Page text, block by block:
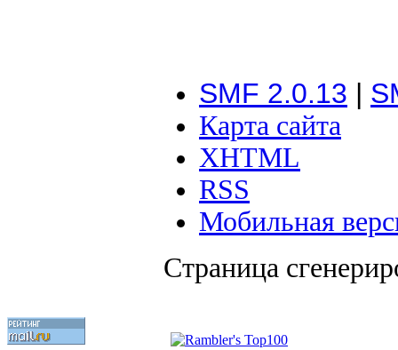
SMF 2.0.13 |
Карта сайта
XHTML
RSS
Мобильная
Страница